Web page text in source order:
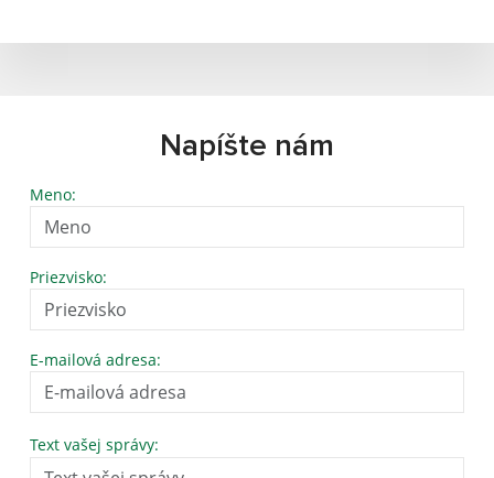
Napíšte nám
Meno:
Priezvisko:
E-mailová adresa:
Text vašej správy: